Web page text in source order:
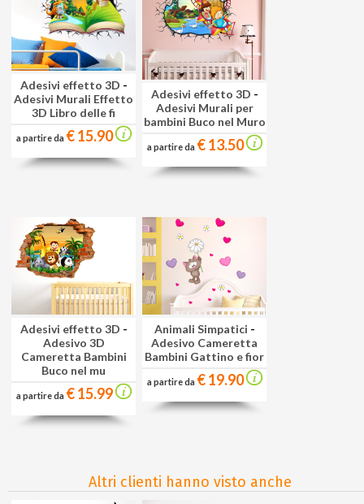
Adesivi effetto 3D -
Adesivi Murali Effetto
3D Libro delle fi
a partire da € 15.90
Adesivi effetto 3D -
Adesivi Murali per
bambini Buco nel Muro
a partire da € 13.50
Adesivi effetto 3D -
Adesivo 3D
Cameretta Bambini
Buco nel mu
a partire da € 15.99
Animali Simpatici -
Adesivo Cameretta
Bambini Gattino e fior
a partire da € 19.90
Altri clienti hanno visto anche